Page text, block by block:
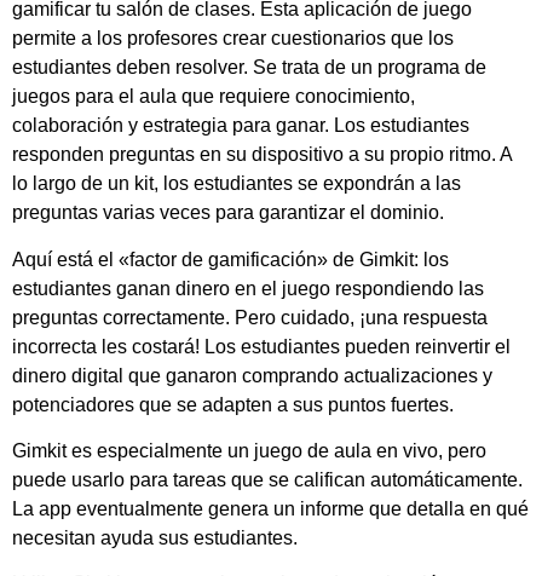
gamificar tu salón de clases. Esta aplicación de juego
permite a los profesores crear cuestionarios que los
estudiantes deben resolver. Se trata de un programa de
juegos para el aula que requiere conocimiento,
colaboración y estrategia para ganar. Los estudiantes
responden preguntas en su dispositivo a su propio ritmo. A
lo largo de un kit, los estudiantes se expondrán a las
preguntas varias veces para garantizar el dominio.
Aquí está el «factor de gamificación» de Gimkit: los
estudiantes ganan dinero en el juego respondiendo las
preguntas correctamente. Pero cuidado, ¡una respuesta
incorrecta les costará! Los estudiantes pueden reinvertir el
dinero digital que ganaron comprando actualizaciones y
potenciadores que se adapten a sus puntos fuertes.
Gimkit es especialmente un juego de aula en vivo, pero
puede usarlo para tareas que se califican automáticamente.
La app eventualmente genera un informe que detalla en qué
necesitan ayuda sus estudiantes.